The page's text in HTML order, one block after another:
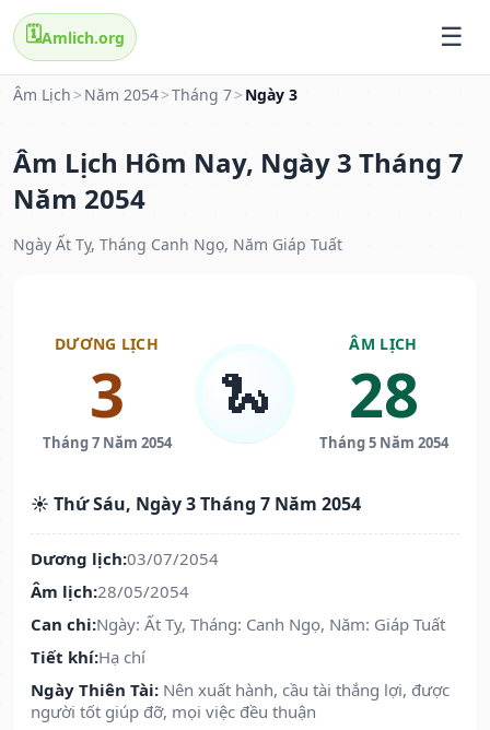
🗓️Amlich.org
Âm Lịch > Năm 2054>Tháng 7> Ngày 3
Âm Lịch Hôm Nay, Ngày 3 Tháng 7
Năm 2054
Ngày Ất Tỵ, Tháng Canh Ngọ, Năm Giáp Tuất
DƯƠNG LỊCH
3
Tháng 7 Năm 2054
🐍
ÂM LỊCH
28
Tháng 5 Năm 2054
☀️ Thứ Sáu, Ngày 3 Tháng 7 Năm 2054
Dương lịch:03/07/2054
Âm lịch:28/05/2054
Can chi:Ngày: Ất Tỵ, Tháng: Canh Ngọ, Năm: Giáp Tuất
Tiết khí:Hạ chí
Ngày Thiên Tài: Nên xuất hành, cầu tài thắng lợi, được
người tốt giúp đỡ, mọi việc đều thuận